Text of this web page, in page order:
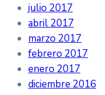
julio 2017
abril 2017
marzo 2017
febrero 2017
enero 2017
diciembre 2016